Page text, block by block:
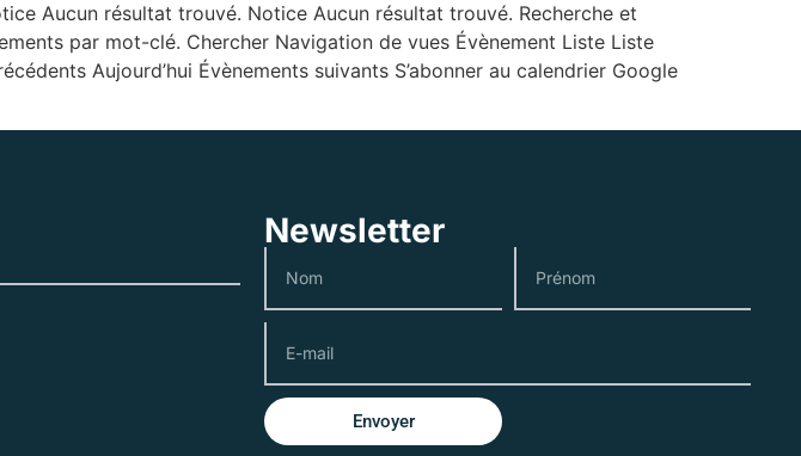
Aucun résultat trouvé. Notice Aucun résultat trouvé. Recherche et
par mot-clé. Chercher Navigation de vues Évènement Liste Liste
Aujourd’hui Évènements suivants S’abonner au calendrier Google
Newsletter
Envoyer